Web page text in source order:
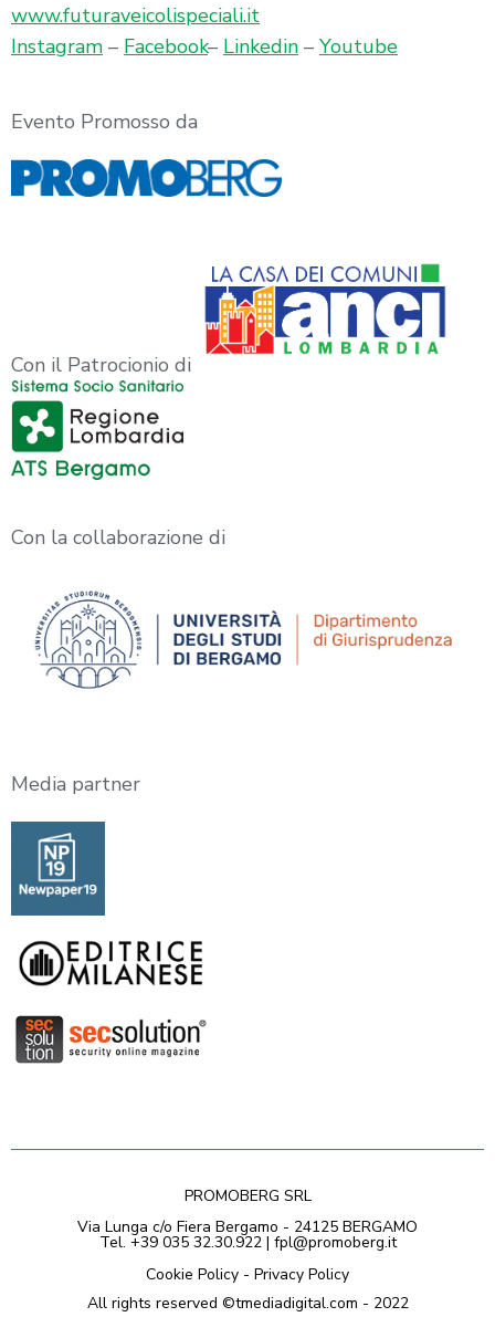
www.futuraveicolispeciali.it
Instagram – Facebook– Linkedin – Youtube
Evento Promosso da
Con il Patrocionio di
Con la collaborazione di
Media partner
PROMOBERG SRL
Via Lunga c/o Fiera Bergamo - 24125 BERGAMO
Tel. +39 035 32.30.922 | fpl@promoberg.it
Cookie Policy - Privacy Policy
All rights reserved ©tmediadigital.com - 2022